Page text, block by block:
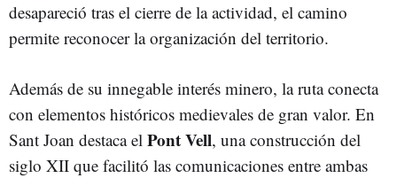
desapareció tras el cierre de la actividad, el camino
permite reconocer la organización del territorio.
Además de su innegable interés minero, la ruta conecta
con elementos históricos medievales de gran valor. En
Sant Joan destaca el Pont Vell, una construcción del
siglo XII que facilitó las comunicaciones entre ambas